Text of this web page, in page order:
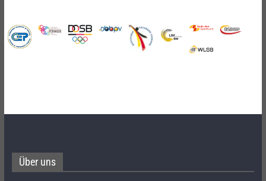
Über uns